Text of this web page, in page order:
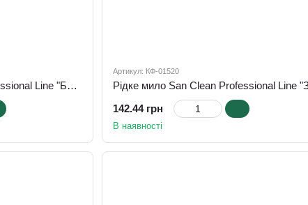
Рідке мило San Clean Professional Line "Блакитне на основі масла кокосу", 5000 мл
Артикул: КФ-01520
142.44 грн
В наявності